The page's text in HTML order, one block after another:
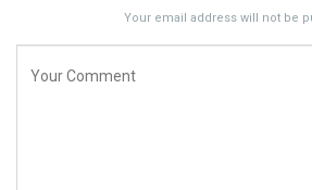
Your email address will not be